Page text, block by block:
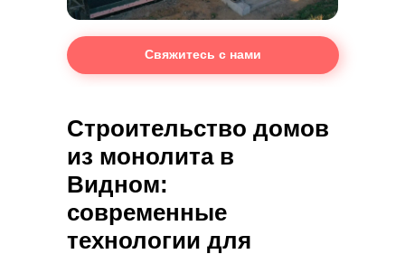
Свяжитесь с нами
Строительство домов
из монолита в
Видном:
современные
технологии для